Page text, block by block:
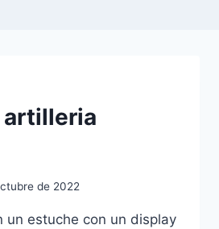
de 2022
un estuche con un display